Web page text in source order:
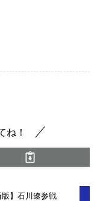
ね！
版】石川遼参戦